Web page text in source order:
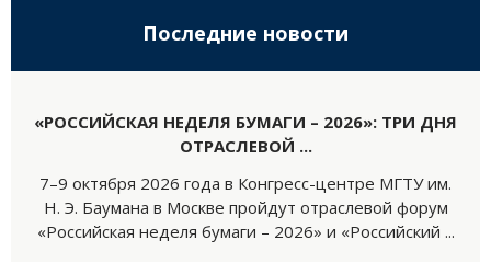
Последние новости
«РОССИЙСКАЯ НЕДЕЛЯ БУМАГИ – 2026»: ТРИ ДНЯ
ОТРАСЛЕВОЙ ...
7–9 октября 2026 года в Конгресс-центре МГТУ им.
Н. Э. Баумана в Москве пройдут отраслевой форум
«Российская неделя бумаги – 2026» и «Российский ...